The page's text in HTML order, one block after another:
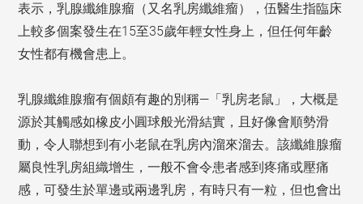
表示，乳腺纖維腺瘤（又名乳房纖維瘤），伍醫生指臨床
上較多個案發生在15至35歲年輕女性身上，但任何年齡
女性都有機會患上。
乳腺纖維腺瘤有個頗有趣的別稱—「乳房老鼠」，大概是
源於其觸感如橡皮小圓球般光滑結實，且好像會順勢滑
動，令人聯想到有小老鼠在乳房內溜來溜去。該纖維腺瘤
屬良性乳房組織增生，一般不會令患者感到疼痛或壓痛
感，可發生於單邊或兩邊乳房，有時只有一粒，但也會出